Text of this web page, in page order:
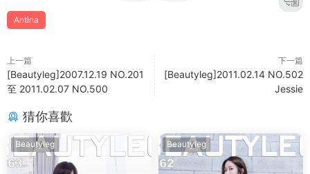
Antina
上一篇
[Beautyleg]2007.12.19 NO.201
至 2011.02.07 NO.500
下一篇
[Beautyleg]2011.02.14 NO.502
Jessie
猜你喜歡
Beautyleg Beautyleg